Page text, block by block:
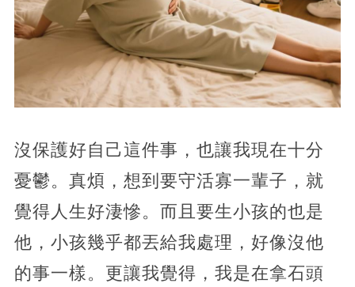
沒保護好自己這件事，也讓我現在十分
憂鬱。真煩，想到要守活寡一輩子，就
覺得人生好淒慘。而且要生小孩的也是
他，小孩幾乎都丟給我處理，好像沒他
的事一樣。更讓我覺得，我是在拿石頭